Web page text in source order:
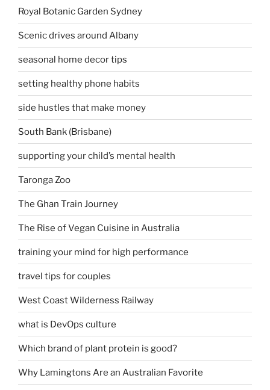
Royal Botanic Garden Sydney
Scenic drives around Albany
seasonal home decor tips
setting healthy phone habits
side hustles that make money
South Bank (Brisbane)
supporting your child’s mental health
Taronga Zoo
The Ghan Train Journey
The Rise of Vegan Cuisine in Australia
training your mind for high performance
travel tips for couples
West Coast Wilderness Railway
what is DevOps culture
Which brand of plant protein is good?
Why Lamingtons Are an Australian Favorite